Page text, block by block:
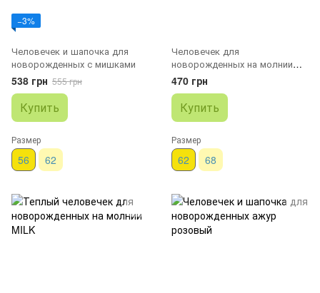
−3%
Человечек и шапочка для
новорожденных с мишками
538 грн 555 грн
Купить
Размер
56 62
Человечек для
новорожденных на молнии
ажур молочный
470 грн
Купить
Размер
62 68